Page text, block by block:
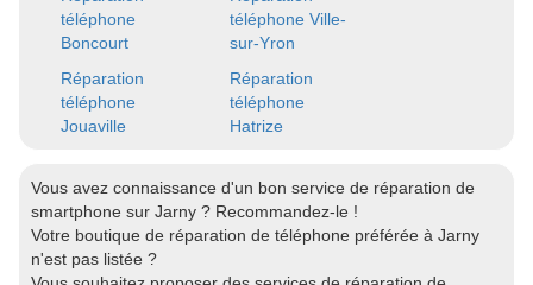
téléphone
Boncourt
téléphone Ville-
sur-Yron
Réparation
téléphone
Jouaville
Réparation
téléphone
Hatrize
Vous avez connaissance d'un bon service de réparation de
smartphone sur Jarny ? Recommandez-le !
Votre boutique de réparation de téléphone préférée à Jarny
n'est pas listée ?